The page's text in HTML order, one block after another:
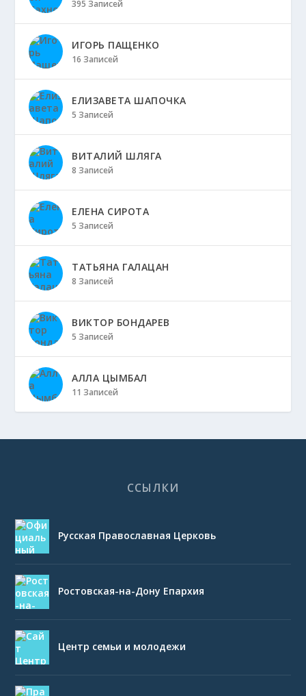
395 Записей
ИГОРЬ ПАЩЕНКО
16 Записей
ЕЛИЗАВЕТА ШАПОЧКА
5 Записей
ВИТАЛИЙ ШЛЯГА
8 Записей
ЕЛЕНА СИРОТА
5 Записей
ТАТЬЯНА ГАЛАЦАН
8 Записей
ВИКТОР БОНДАРЕВ
5 Записей
АЛЛА ЦЫМБАЛ
11 Записей
ССЫЛКИ
Русская Православная Церковь
Ростовская-на-Дону Епархия
Центр семьи и молодежи